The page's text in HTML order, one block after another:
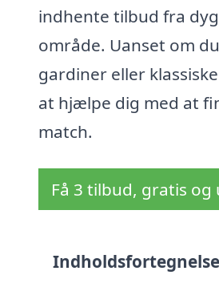
indhente tilbud fra
område. Uanset om
gardiner eller
at hjælpe dig med at
match.
Få 3 tilbud, gratis
Indholdsfortegnelse